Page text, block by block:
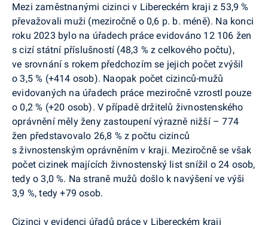
Mezi zaměstnanými cizinci v Libereckém kraji z 53,9 %
převažovali muži (meziročně o 0,6 p. b. méně). Na konci
roku 2023 bylo na úřadech práce evidováno 12 106 žen
s cizí státní příslušností (48,3 % z celkového počtu),
ve srovnání s rokem předchozím se jejich počet zvýšil
o 3,5 % (+414 osob). Naopak počet cizinců-mužů
evidovaných na úřadech práce meziročně vzrostl pouze
o 0,2 % (+20 osob). V případě držitelů živnostenského
oprávnění měly ženy zastoupení výrazně nižší – 774
žen představovalo 26,8 % z počtu cizinců
s živnostenským oprávněním v kraji. Meziročně se však
počet cizinek majících živnostenský list snížil o 24 osob,
tedy o 3,0 %. Na straně mužů došlo k navýšení ve výši
3,9 %, tedy +79 osob.
Cizinci v evidenci úřadů práce v Libereckém kraji